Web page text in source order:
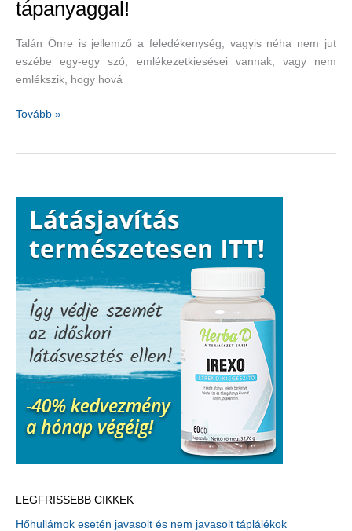
tápanyaggal!
Talán Önre is jellemző a feledékenység, vagyis néha nem jut
eszébe egy-egy szó, emlékezetkiesései vannak, vagy nem
emlékszik, hogy hová
Óvja
Tovább »
LEGFRISSEBB CIKKEK
Hőhullámok esetén javasolt és nem javasolt táplálékok